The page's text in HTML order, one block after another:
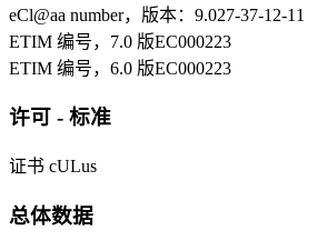
eCl@aa number，版本：9.027-37-12-11
ETIM 编号，7.0 版EC000223
ETIM 编号，6.0 版EC000223
许可 - 标准
证书 cULus
总体数据